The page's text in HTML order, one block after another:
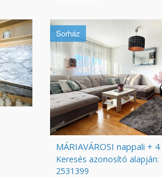
Sorház
Keresés azonosító alapján:
2531399